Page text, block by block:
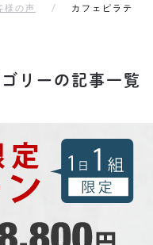
様の声
カフェピラテ
リーの記事一覧